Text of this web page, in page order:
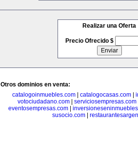
Realizar una Oferta
Precio Ofrecido $
Otros dominios en venta:
catalogoinmuebles.com| catalogocasas.com|
votociudadano.com| serviciosempresas.com
eventosempresas.com
susocio.com|